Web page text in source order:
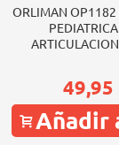
ORLIMAN OP1182
49,95
Añadir